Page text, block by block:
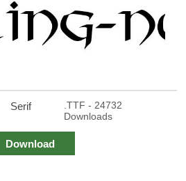
Serif
.TTF - 24732
Downloads
Download